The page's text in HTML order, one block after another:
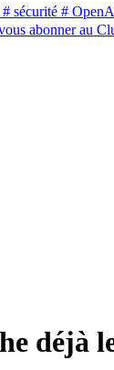
# sécurité #
abonner au
déjà